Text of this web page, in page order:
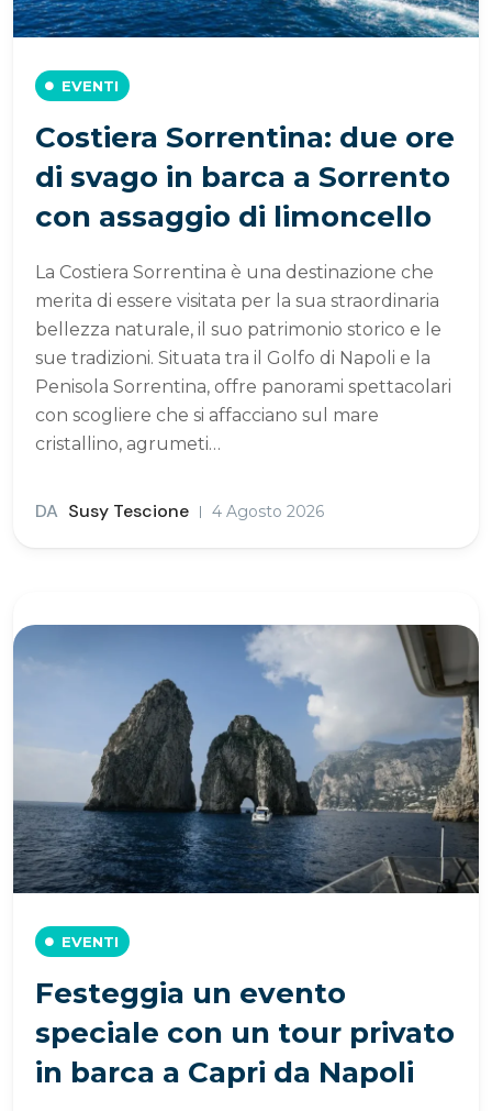
EVENTI
Costiera Sorrentina: due ore
di svago in barca a Sorrento
con assaggio di limoncello
La Costiera Sorrentina è una destinazione che
merita di essere visitata per la sua straordinaria
bellezza naturale, il suo patrimonio storico e le
sue tradizioni. Situata tra il Golfo di Napoli e la
Penisola Sorrentina, offre panorami spettacolari
con scogliere che si affacciano sul mare
cristallino, agrumeti…
DA Susy Tescione 4 Agosto 2026
EVENTI
Festeggia un evento
speciale con un tour privato
in barca a Capri da Napoli